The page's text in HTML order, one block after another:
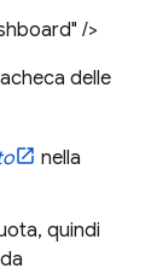
/>
delle
nella
quindi